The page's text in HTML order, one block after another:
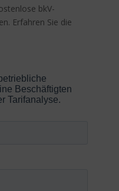
bkV-
Erfahren Sie die